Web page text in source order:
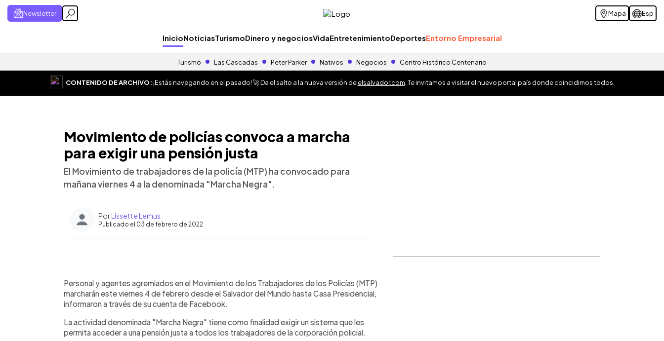
Newsletter Mapa Esp
InicioNoticiasTurismoDinero y negociosVidaEntretenimientoDeportesEntorno Empresarial
Turismo Las Cascadas Peter Parker Nativos Negocios Centro Histórico Centenario
CONTENIDO DE ARCHIVO:¡Estás navegando en el pasado! 🚀 Da el salto a la nueva versión deelsalvador.com . Te invitamos a visitar el nuevo portal país donde coincidimos todos.
Movimiento de policías convoca a marcha
para exigir una pensión justa
El Movimiento de trabajadores de la policía (MTP) ha convocado para
mañana viernes 4 a la denominada "Marcha Negra".
PorLissette Lemus
Publicado el 03 de febrero de 2022
Escuchar artículo
Personal y agentes agremiados en el Movimiento de los Trabajadores de los Policías (MTP)
marcharán este viernes 4 de febrero desde el Salvador del Mundo hasta Casa Presidencial,
informaron a través de su cuenta de Facebook.
La actividad denominada "Marcha Negra" tiene como finalidad exigir un sistema que les
permita acceder a una pensión justa a todos los trabajadores de la corporación policial.